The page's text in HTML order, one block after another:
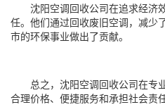
沈阳空调回收公司在追求经济
任。他们通过回收废旧空调，减少
市的环保事业做出了贡献。
总之，沈阳空调回收公司在专
合理价格、便捷服务和承担社会责